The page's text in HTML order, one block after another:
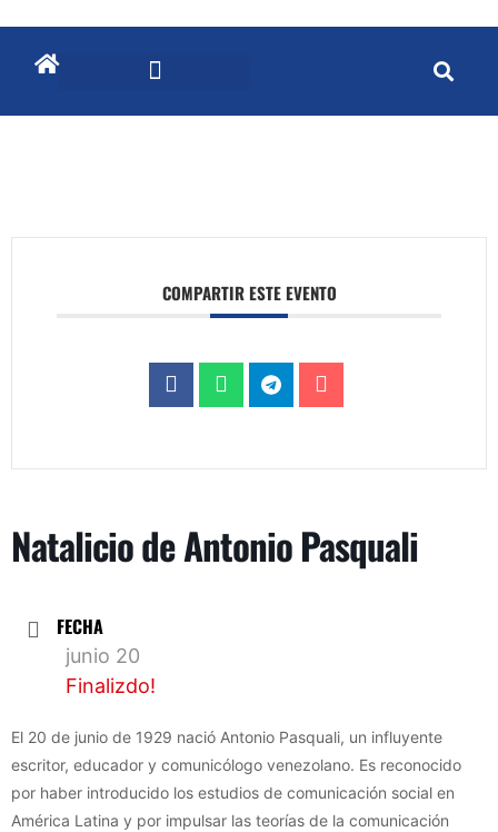
COMPARTIR ESTE EVENTO
Natalicio de Antonio Pasquali
FECHA
junio 20
Finalizdo!
El 20 de junio de 1929 nació Antonio Pasquali, un influyente
escritor, educador y comunicólogo venezolano. Es reconocido
por haber introducido los estudios de comunicación social en
América Latina y por impulsar las teorías de la comunicación